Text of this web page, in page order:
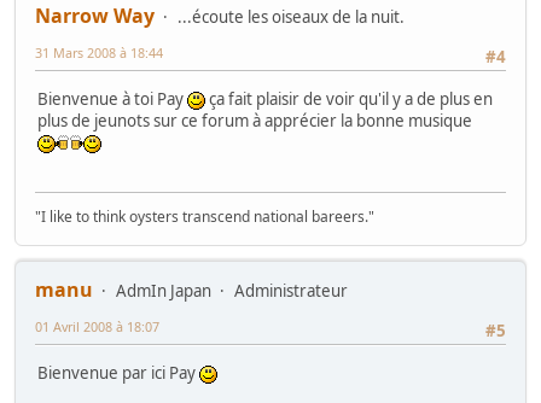
Narrow Way
...écoute les oiseaux de la nuit.
#4
31 Mars 2008 à 18:44
Bienvenue à toi Pay
ça fait plaisir de voir qu'il y a de plus en
plus de jeunots sur ce forum à apprécier la bonne musique
"I like to think oysters transcend national bareers."
manu AdmIn Japan
Administrateur
#5
01 Avril 2008 à 18:07
Bienvenue par ici Pay